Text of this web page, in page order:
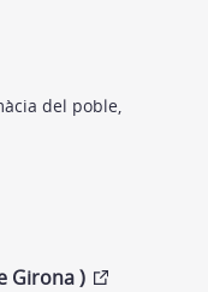
del poble,
Girona )